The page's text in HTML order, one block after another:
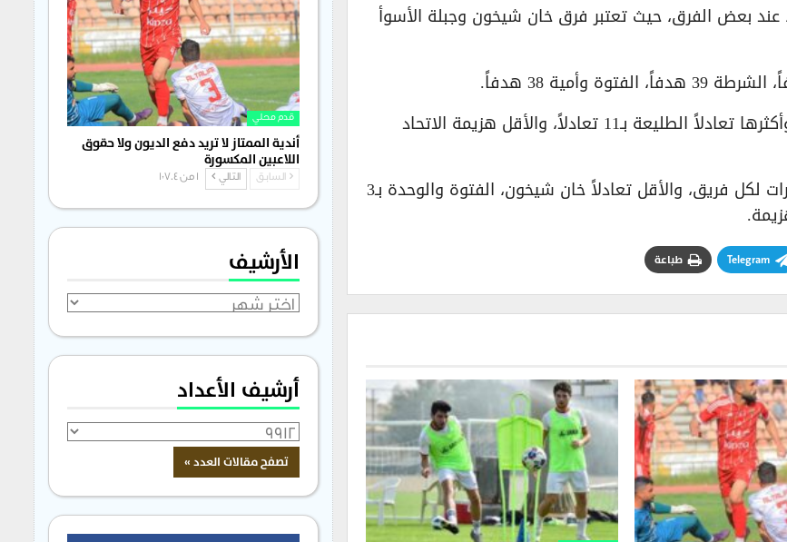
عند بعض الفرق، حيث تعتبر فرق خان شيخون وجبلة الأسوأ
وكان أكثر الفرق انتصاراً الاتحاد أهلي حلب بـ18 فوزاً، وأكثرها تعادلاً الطليعة بـ11 تعادلاً، والأقل هزيمة الاتحاد
أما الأقل انتصاراً فكان كل من الشعلة وأمية بـ3 انتصارات لكل فريق، والأقل تعادلاً خان شيخون، الفتوة والوحدة بـ3
Telegram طباعة
قدم محلي
أندية الممتاز لا تريد دفع الديون ولا حقوق
اللاعبين المكسورة
السابق التالي 1 من 1٬704
الأرشيف
الأرشيف
أرشيف الأعداد